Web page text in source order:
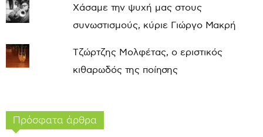
Χάσαμε την ψυχή μας στους
συνωστισμούς, κύριε Γιώργο Μακρή
Τζώρτζης Μολφέτας, ο εριστικός
κιθαρωδός της ποίησης
Πρόσφατα άρθρα